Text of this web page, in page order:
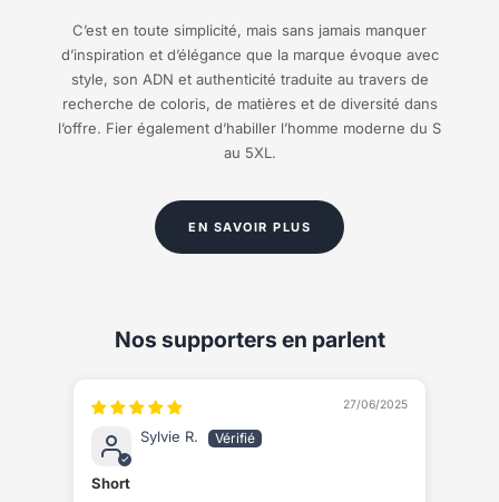
C’est en toute simplicité, mais sans jamais manquer
d’inspiration et d’élégance que la marque évoque avec
style, son ADN et authenticité traduite au travers de
recherche de coloris, de matières et de diversité dans
l’offre. Fier également d’habiller l’homme moderne du S
au 5XL.
EN SAVOIR PLUS
Nos supporters en parlent
27/06/2025
Sylvie R.
Short